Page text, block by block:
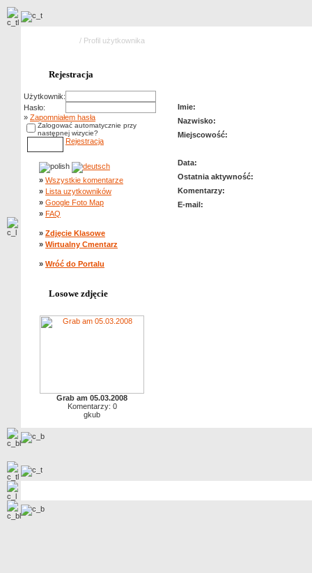
/ Profil użytkownika
Rejestracja
Użytkownik:
Hasło:
» Zapomniałem hasła
Zalogować automatycznie przy
następnej wizycie?
Rejestracja
» Wszystkie komentarze
» Lista uzytkowników
» Google Foto Map
» FAQ
» Zdjęcie Klasowe
» Wirtualny Cmentarz
» Wróć do Portalu
Losowe zdjęcie
Grab am 05.03.2008
Komentarzy: 0
gkub
Imie:
Nazwisko:
Miejscowość:
Data:
Ostatnia aktywność:
Komentarzy:
E-mail: